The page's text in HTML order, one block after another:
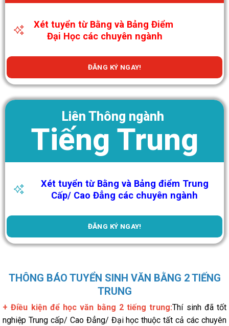
Xét tuyển từ Bằng và Bảng Điểm
Đại Học các chuyên ngành
ĐĂNG KÝ NGAY!
Liên Thông ngành
Tiếng Trung
Xét tuyển từ Bằng và Bảng điểm Trung
Cấp/ Cao Đẳng các chuyên ngành
ĐĂNG KÝ NGAY!
THÔNG BÁO TUYỂN SINH VĂN BẰNG 2 TIẾNG
TRUNG
+ Điều kiện để học văn bằng 2 tiếng trung:Thí sinh đã tốt
nghiệp Trung cấp/ Cao Đẳng/ Đại học thuộc tất cả các chuyên